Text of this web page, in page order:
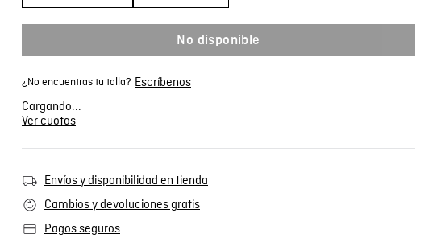
No disponible
¿No encuentras tu talla? Escríbenos
Cargando...
Ver cuotas
Envíos y disponibilidad en tienda
Cambios y devoluciones gratis
Pagos seguros